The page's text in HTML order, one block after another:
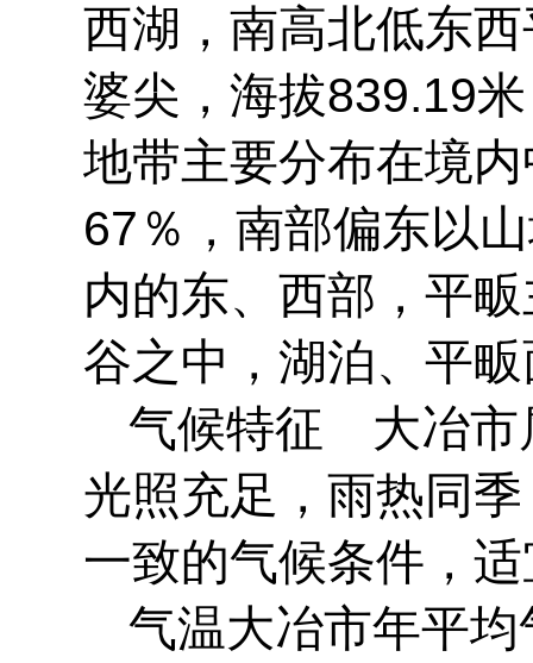
西湖，南高北低东
婆尖，海拔839.19
地带主要分布在境
67％，南部偏东以
内的东、西部，平
谷之中，湖泊、平
气候特征 大冶
光照充足，雨热同
一致的气候条件，
气温大冶市年平均